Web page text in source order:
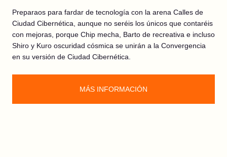
Preparaos para fardar de tecnología con la arena Calles de
Ciudad Cibernética, aunque no seréis los únicos que contaréis
con mejoras, porque Chip mecha, Barto de recreativa e incluso
Shiro y Kuro oscuridad cósmica se unirán a la Convergencia
en su versión de Ciudad Cibernética.
MÁS INFORMACIÓN